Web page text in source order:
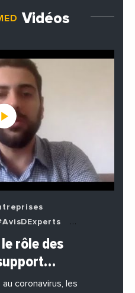
Vidéos
#Institutions
rôle des
coronavirus, les